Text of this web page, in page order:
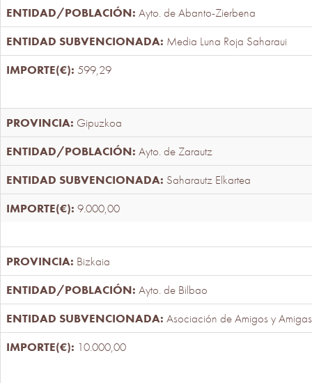
Ayto. de Abanto-Zierbena
Media Luna Roja Saharaui
599,29
Gipuzkoa
Ayto. de Zarautz
Saharautz Elkartea
9.000,00
Bizkaia
Ayto. de Bilbao
Asociación de Amigos y
10.000,00